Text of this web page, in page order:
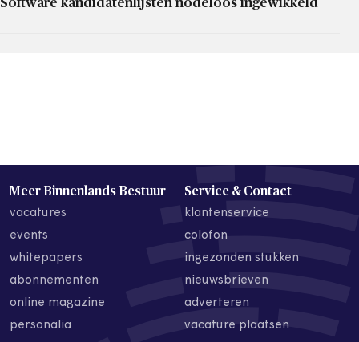
Software kandidatenlijsten nodeloos ingewikkeld
Meer Binnenlands Bestuur
vacatures
events
whitepapers
abonnementen
online magazine
personalia
Service & Contact
klantenservice
colofon
ingezonden stukken
nieuwsbrieven
adverteren
vacature plaatsen